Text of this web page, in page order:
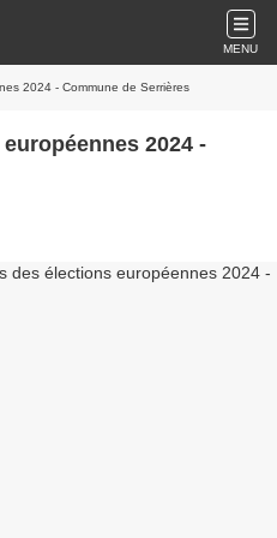
MENU
2024 - Commune de Serrières
2024 -